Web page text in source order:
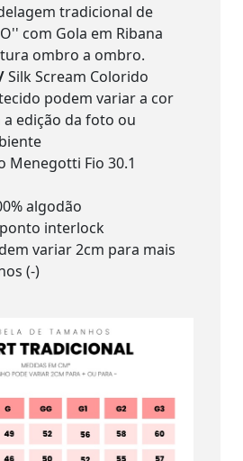
tradicional de
com Gola em Ribana
ombro a ombro.
Silk Scream Colorido
podem variar a cor
edição da foto ou
Menegotti Fio 30.1
algodão
interlock
variar 2cm para mais
(-)